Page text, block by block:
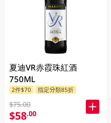
夏迪VR赤霞珠紅酒
750ML
2件$70 指定分類85折
$75.00
$58.00